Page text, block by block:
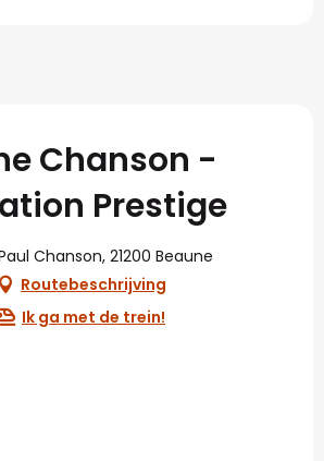
Chanson -
Prestige
Chanson, 21200 Beaune
Routebeschrijving
Ik ga met de trein!